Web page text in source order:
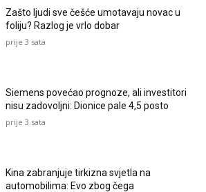
Zašto ljudi sve češće umotavaju novac u
foliju? Razlog je vrlo dobar
prije 3 sata
Siemens povećao prognoze, ali investitori
nisu zadovoljni: Dionice pale 4,5 posto
prije 3 sata
Kina zabranjuje tirkizna svjetla na
automobilima: Evo zbog čega